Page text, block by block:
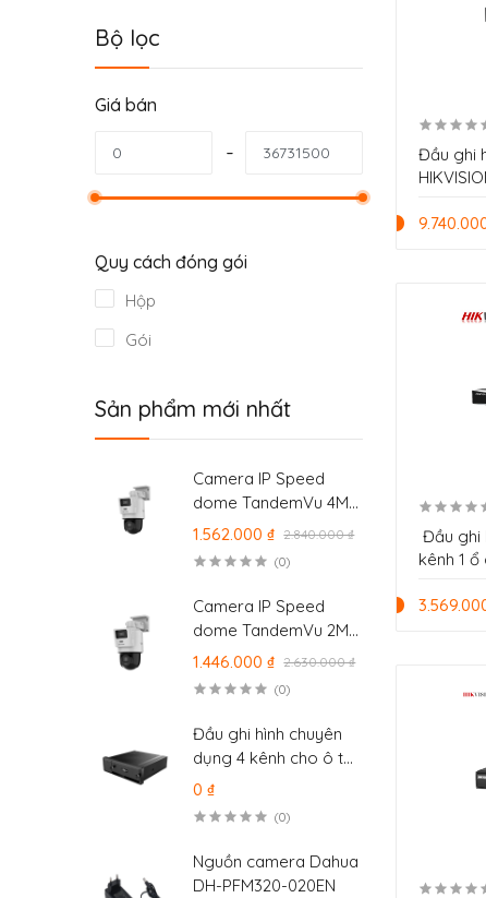
Bộ lọc
Giá bán
Quy cách đóng gói
Hộp
Gói
Sản phẩm mới nhất
Camera IP Speed
dome TandemVu 4Mp
Hikvision 2 Mắt
camera DS-
2SE2C400MWG-E/14
1.562.000 ₫ 2.840.000 ₫
(0)
Camera IP Speed
dome TandemVu 2Mp
Hikvision 2 Mắt
camera DS-
2SE2C200MWG-E/12
1.446.000 ₫ 2.630.000 ₫
(0)
Đầu ghi hình chuyên
dụng 4 kênh cho ô tô
Dahua MXVR4104-
GFWI
0 ₫
(0)
Nguồn camera Dahua
DH-PFM320-020EN
Đầu ghi
Đầu ghi
kênh 1